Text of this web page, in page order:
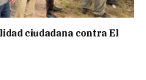
ciudadana contra El